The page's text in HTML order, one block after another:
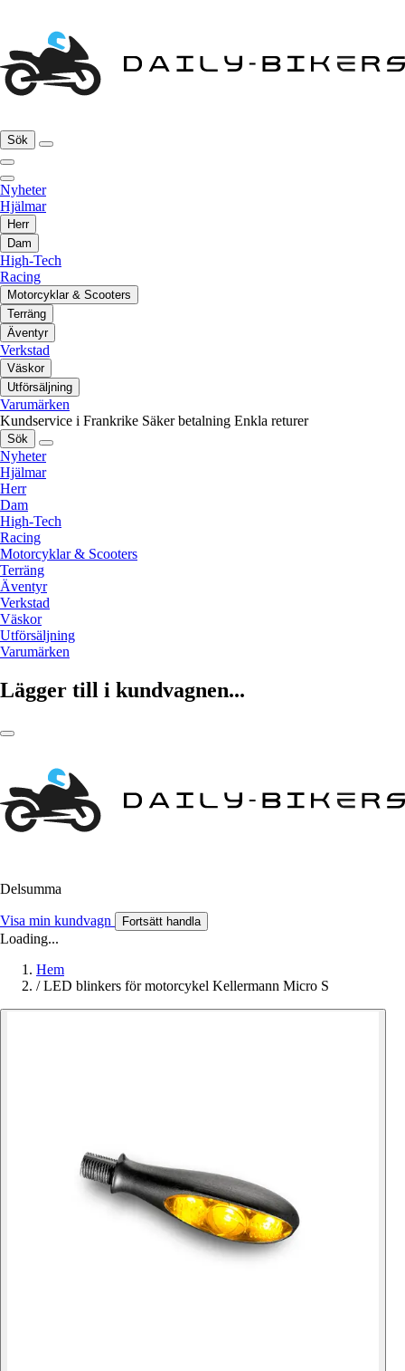
Sök
Nyheter
Hjälmar
Herr
Dam
High-Tech
Racing
Motorcyklar & Scooters
Terräng
Äventyr
Verkstad
Väskor
Utförsäljning
Varumärken
Kundservice i Frankrike Säker betalning Enkla returer
Sök
Nyheter
Hjälmar
Herr
Dam
High-Tech
Racing
Motorcyklar & Scooters
Terräng
Äventyr
Verkstad
Väskor
Utförsäljning
Varumärken
Lägger till i kundvagnen...
Delsumma
Visa min kundvagn Fortsätt handla
Loading...
Hem
/ LED blinkers för motorcykel Kellermann Micro S